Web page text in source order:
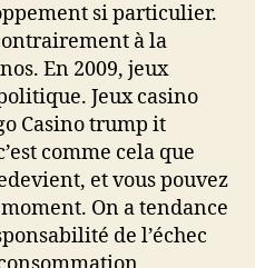
si particulier.
à la
En 2009, jeux
Jeux casino
Casino trump it
comme cela que
et vous pouvez
On a tendance
de l’échec